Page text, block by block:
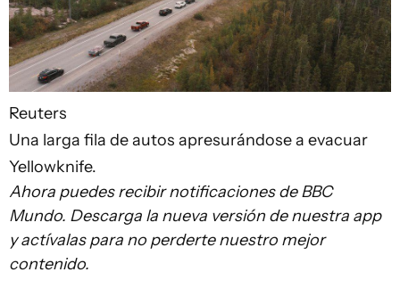
Reuters
Una larga fila de autos apresurándose a evacuar
Yellowknife.
Ahora puedes recibir notificaciones de BBC
Mundo. Descarga la nueva versión de nuestra app
y actívalas para no perderte nuestro mejor
contenido.